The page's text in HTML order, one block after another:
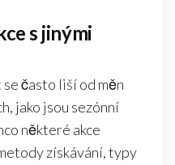
s jinými
často liší od měn
jako jsou sezónní
některé akce
získávání, typy